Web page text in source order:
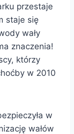
przestaje
staje się
wały
znaczenia!
którzy
w 2010
w
wałów